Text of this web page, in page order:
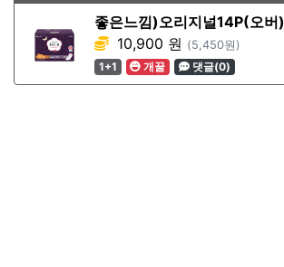
좋은느낌)오리지널14P(오버)
10,900 원 (5,450원)
1+1
개꿀 댓글(0)